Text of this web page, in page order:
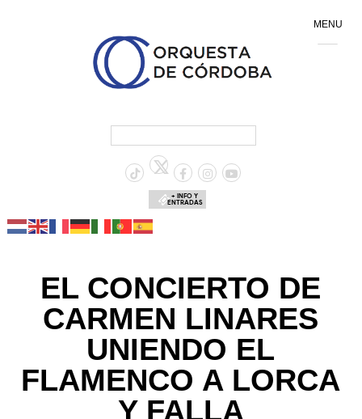
+ INFO Y
ENTRADAS
EL CONCIERTO DE
CARMEN LINARES
UNIENDO EL
FLAMENCO A LORCA
Y FALLA
MENU